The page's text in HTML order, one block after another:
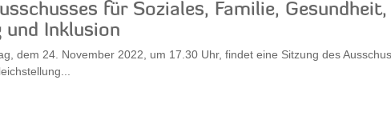
für Soziales, Familie, Gesundheit,
und Inklusion
dem 24. November 2022, um 17.30 Uhr, findet eine Sitzung des